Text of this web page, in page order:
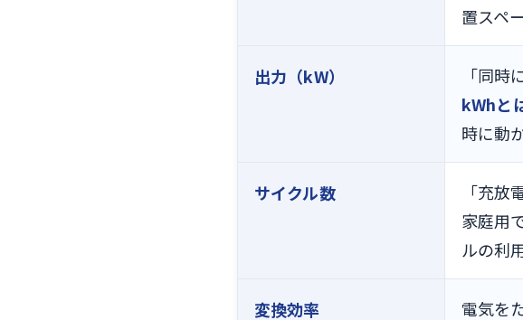
置スペ
出力（kW）
「同
kWhと
時に動
サイクル数
「充放
家庭用
ルの利
変換効率 電気を